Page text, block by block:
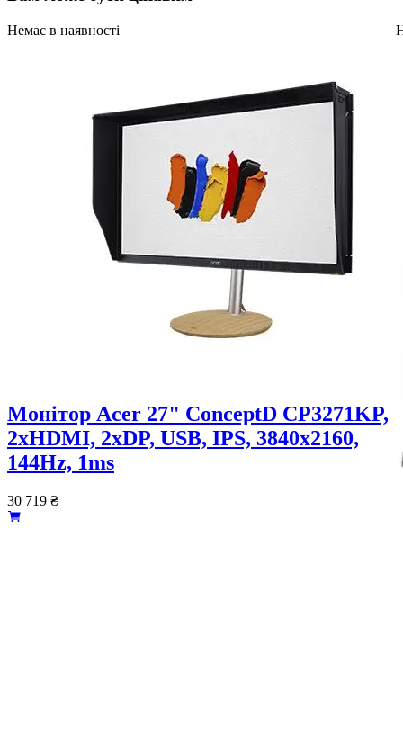
Немає в наявності
Монітор Acer 27" ConceptD CP3271KP,
2xHDMI, 2xDP, USB, IPS, 3840x2160,
144Hz, 1ms
30 719 ₴